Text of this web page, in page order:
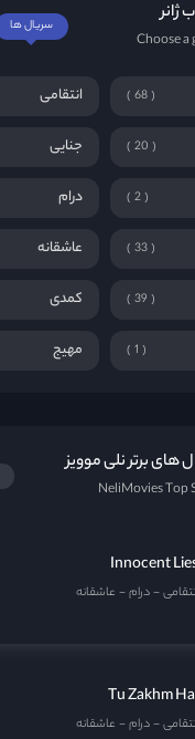
ژانر
Choose a
سریال ها
68 انتقامی
20 جنایی
2 درام
33 عاشقانه
39 کمدی
1 مهیج
های برتر نلی موویز
NeliMovies Top
Innocent
درام عاشقانه
Tu Zakhm
درام عاشقانه